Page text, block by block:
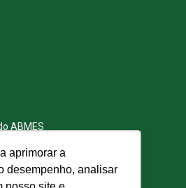
aprimorar a
desempenho, analisar
ABMES